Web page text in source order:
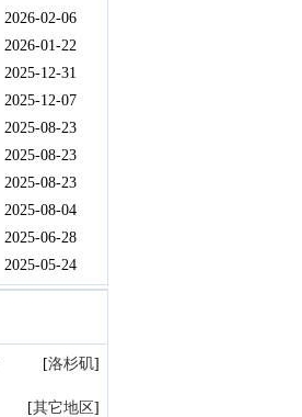
2026-02-06
2026-01-22
2025-12-31
2025-12-07
2025-08-23
2025-08-23
2025-08-23
2025-08-04
2025-06-28
2025-05-24
[洛杉矶]
[其它地区]